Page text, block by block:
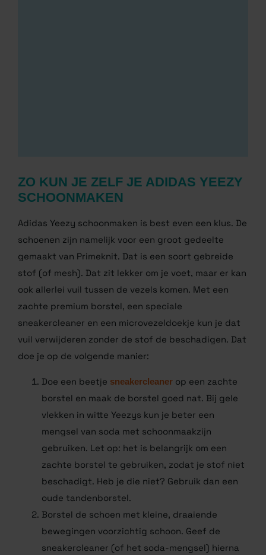
ZO KUN JE ZELF JE ADIDAS
Adidas Yeezy schoonmaken is best even een klus. De
schoenen zijn namelijk voor een groot gedeelte
gemaakt van Primeknit. Dat is een soort gebreide
stof (of mesh). Dat zit lekker om je voet, maar er kan
ook allerlei vuil tussen de vezels komen. Met een
zachte premium borstel, een speciale
sneakercleaner en een microvezeldoekje kun je dat
vuil verwijderen zonder de stof de beschadigen. Dat
Doe een beetjesneakercleaner op een
zachte borstel en maak de borstel goed nat.
Bij gele vlekken in witte Yeezys kun je beter
een mengsel van soda met schoonmaakzijn
gebruiken. Let op: het is belangrijk om een
zachte borstel te gebruiken, zodat je stof niet
beschadigt. Heb je die niet? Gebruik dan een
oude tandenborstel.
Borstel de schoen met kleine, draaiende
bewegingen voorzichtig schoon. Geef de